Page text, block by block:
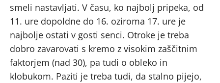
smeli nastavljati. V času, ko najbolj pripeka, od
11. ure dopoldne do 16. oziroma 17. ure je
najbolje ostati v gosti senci. Otroke je treba
dobro zavarovati s kremo z visokim zaščitnim
faktorjem (nad 30), pa tudi o obleko in
klobukom. Paziti je treba tudi, da stalno pijejo,